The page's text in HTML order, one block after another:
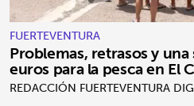
FUERTEVENTURA
Problemas, retrasos y
euros para la pesca en El
REDACCIÓN FUERTEVENTURA